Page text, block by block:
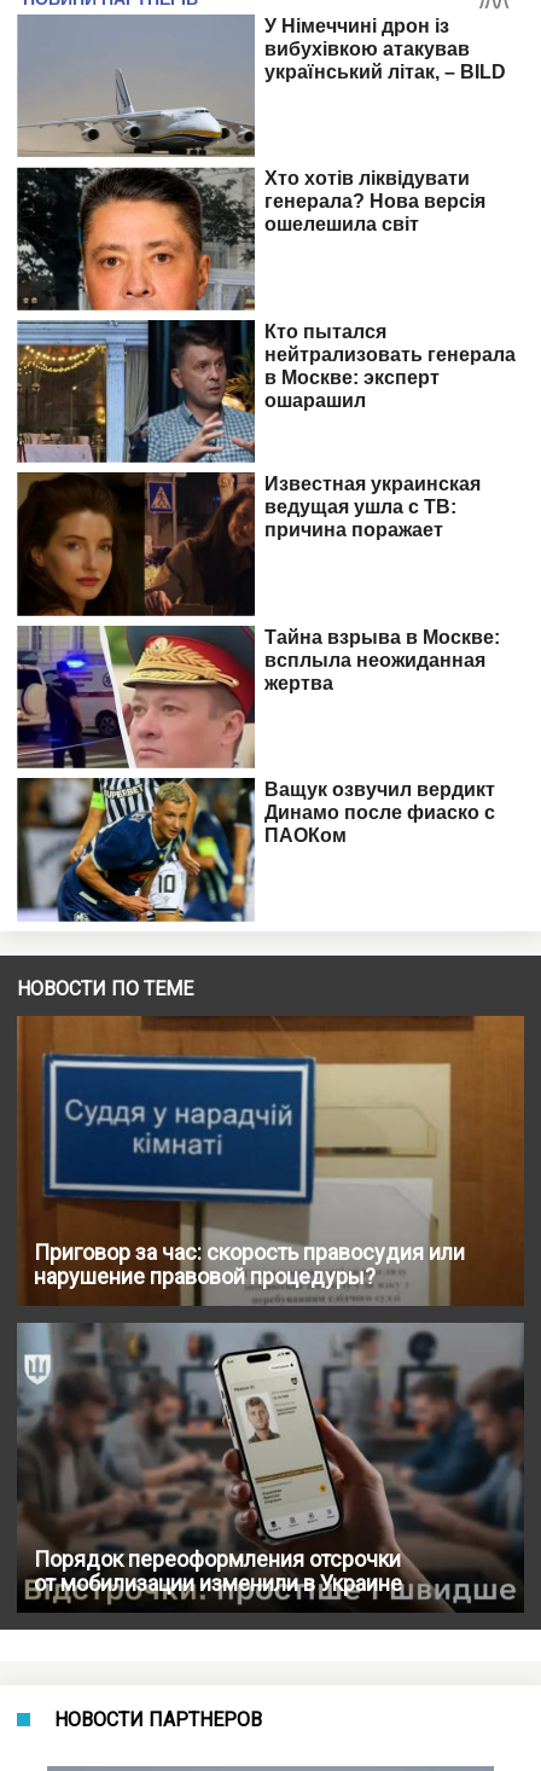
НОВОСТИ ПО ТЕМЕ
Приговор за час: скорость правосудия или
нарушение правовой процедуры?
Порядок переоформления отсрочки
от мобилизации изменили в Украине
НОВОСТИ ПАРТНЕРОВ